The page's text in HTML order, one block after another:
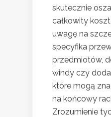
skutecznie
całkowity
uwagę na
specyfika
przedmiotów,
windy czy
które mogą
na końcowy
Zrozumienie